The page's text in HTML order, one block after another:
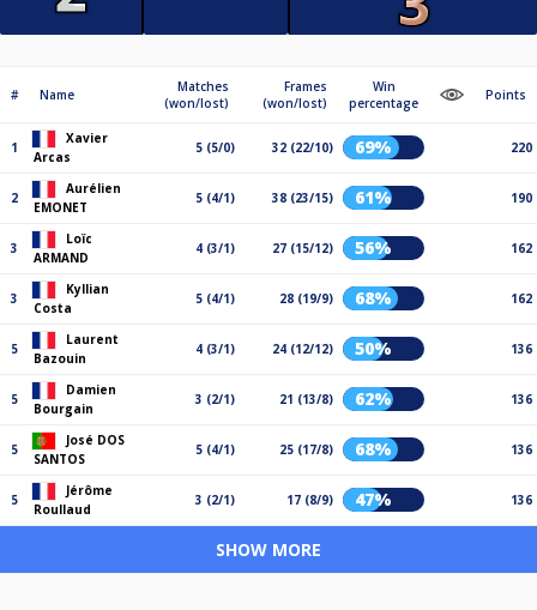
# Name
Matches
(won/lost)
Frames
(won/lost)
Win
percentage
Points
1
Xavier
Arcas
5 (5/0) 32 (22/10) 69% 220
2
Aurélien
EMONET
5 (4/1) 38 (23/15) 61% 190
3
Loïc
ARMAND
4 (3/1) 27 (15/12) 56% 162
3
Kyllian
Costa
5 (4/1) 28 (19/9) 68% 162
5
Laurent
Bazouin
4 (3/1) 24 (12/12) 50% 136
5
Damien
Bourgain
3 (2/1) 21 (13/8) 62% 136
5
José DOS
SANTOS
5 (4/1) 25 (17/8) 68% 136
5
Jérôme
Roullaud
3 (2/1) 17 (8/9) 47% 136
SHOW MORE